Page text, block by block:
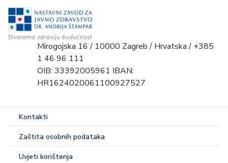
Mirogojska 16 / 10000 Zagreb / Hrvatska / +385
1 46 96 111
OIB: 33392005961 IBAN:
HR1624020061100927527
Kontakti
Zaštita osobnih podataka
Uvjeti korištenja